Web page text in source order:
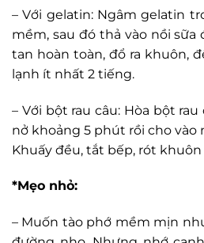
– Với gelatin: Ngâm gelatin
mềm, sau đó thả vào nồi sữa
tan hoàn toàn, đổ ra khuôn,
lạnh ít nhất 2 tiếng.
– Với bột rau câu: Hòa bột
nở khoảng 5 phút rồi cho vào
Khuấy đều, tắt bếp, rót
*Mẹo nhỏ:
– Muốn tào phớ mềm mịn